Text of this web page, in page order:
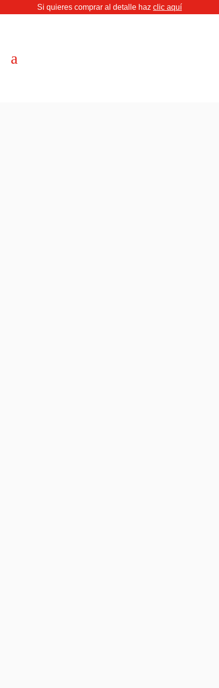
Si quieres comprar al detalle haz clic aquí
a